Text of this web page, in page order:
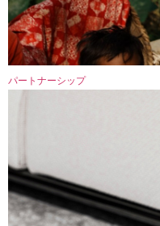
パートナーシップ